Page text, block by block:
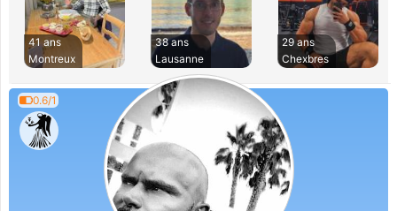
41 ans
Montreux
38 ans
Lausanne
29 ans
Chexbres
0.6/1